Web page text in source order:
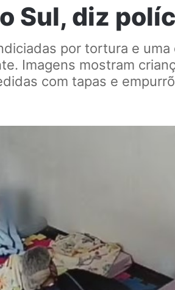
Sul, diz
por tortura e uma
Imagens mostram
com tapas e